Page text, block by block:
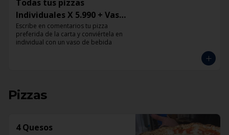
Todas tus pizzas
Individuales X 5.990 + Vaso
de Bebida Grande
Escribe en comentarios tu pizza
preferida de la carta y conviértela en
individual con un vaso de bebida
Pizzas
4 Quesos